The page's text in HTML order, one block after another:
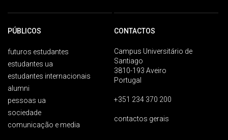
PÚBLICOS
futuros estudantes
estudantes ua
estudantes internacionais
alumni
pessoas ua
sociedade
comunicação e media
CONTACTOS
Campus Universitário de
Santiago
3810-193 Aveiro
Portugal
+351 234 370 200
contactos gerais